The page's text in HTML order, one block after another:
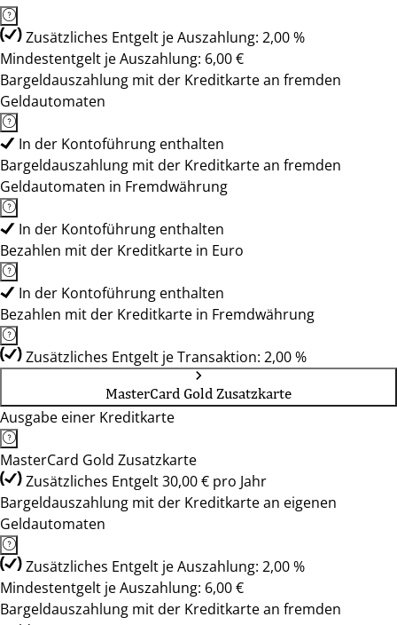
Zusätzliches Entgelt je Auszahlung: 2,00 %
Mindestentgelt je Auszahlung: 6,00 €
Bargeldauszahlung mit der Kreditkarte an fremden
Geldautomaten
In der Kontoführung enthalten
Bargeldauszahlung mit der Kreditkarte an fremden
Geldautomaten in Fremdwährung
In der Kontoführung enthalten
Bezahlen mit der Kreditkarte in Euro
In der Kontoführung enthalten
Bezahlen mit der Kreditkarte in Fremdwährung
Zusätzliches Entgelt je Transaktion: 2,00 %
MasterCard Gold Zusatzkarte
Ausgabe einer Kreditkarte
MasterCard Gold Zusatzkarte
Zusätzliches Entgelt 30,00 € pro Jahr
Bargeldauszahlung mit der Kreditkarte an eigenen
Geldautomaten
Zusätzliches Entgelt je Auszahlung: 2,00 %
Mindestentgelt je Auszahlung: 6,00 €
Bargeldauszahlung mit der Kreditkarte an fremden